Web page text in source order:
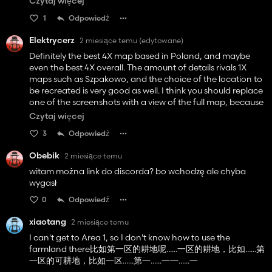
For cons, Is the medium and large farms are no trully suited
larger combines and all the implements the player may
have, bale storage, etc. Although the starting farm offer
you he grass fields to expand, having that pre-built gives
the player some incentive for an "end game" farm style of
play. All in all, amazing map and really wish it continues to
be developed into even more greatness!
1 Odpowiedź
Elektrycerz 2 miesiące temu (edytowane)
Definitely the best 4X map based in Poland, and maybe
even the best 4X overall. The amount of details rivals 1X
maps such as Szpakowo, and the choice of the location to
be recreated is very good as well. I think you should replace
one of the screenshots with a view of the full map, because
it's impossible to tell the layout without downloading the
files first. A small note: this is more like a "3X" map, because
while the base of it is 4x4 km, some areas to the north and
is vastly larger than a standard map, making the views less
repetitive, and adding more purpose to semi-trucks and
other faster vehicles. PROS: 4 great starting farms,
especially the smaller two; | 1:1 recreation of a real place,
with all its weird quirks (some fields are really weirdly
shaped, same as IRL); | great mix of very small fields, very
large, and everything in between; | slight variations in
terrain height (keeps it more interesting); | overall very
detailed; | 3 or 4 different small villages; | functional train; |
precision farming. CONS: the 4 buyable farms could use
Czytaj więcej
3 Odpowiedź
Obebik 2 miesiące temu
witam można link do discorda? bo wchodzę ale chyba
wygasł
0 Odpowiedź
xiaotang 2 miesiące temu
I can't get to Area 1, so I don't know how to use the
farmland there比如第一区的耕地呢......一区的耕地，比如......第
一区的可耕地，比如一区......第一......一一......一